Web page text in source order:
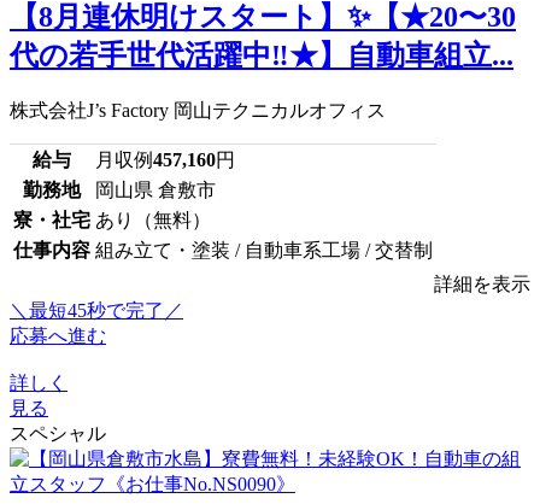
【8月連休明けスタート】✨【★20〜30
代の若手世代活躍中‼★】自動車組立...
株式会社J’s Factory 岡山テクニカルオフィス
給与 月収例457,160円
勤務地
岡山県 倉敷市
寮・社宅 あり（無料）
仕事内容 組み立て・塗装 / 自動車系工場 / 交替制
詳細を表示
＼最短45秒で完了／
応募へ進む
詳しく
見る
スペシャル